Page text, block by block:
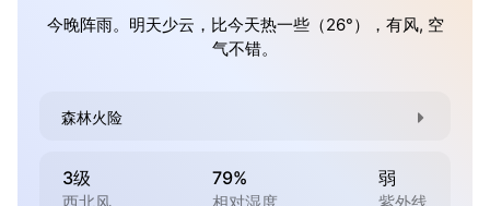
今晚阵雨。明天少云，比今天热一些（26°），有风, 空
气不错。
森林火险
3级
西北风
79%
相对湿度
弱
紫外线